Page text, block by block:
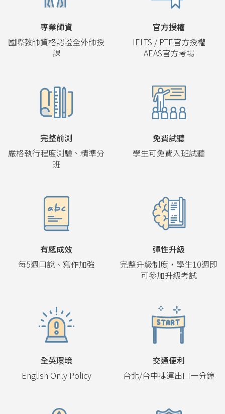
專業師資
國際教師資格認證全外師授
課
官方授權
IELTS / PTE官方授權
AEAS官方考場
完整前測
嚴格執行程度測驗、精準分
班
免費試聽
學生可免費入班試聽
有感成效
每5週口說、寫作加強
彈性升級
完整升級制度，學生10週即
可參加升級考試
全英環境
English Only Policy
交通便利
台北/台中捷運出口一分鐘